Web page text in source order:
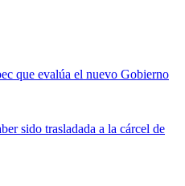
que evalúa el nuevo Gobierno
sido trasladada a la cárcel de